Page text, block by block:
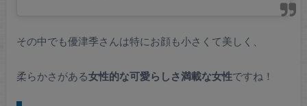
その中でも優津季さんは特にお顔も小さくて美しく、
柔らかさがある女性的な可愛らしさ満載な女性ですね！